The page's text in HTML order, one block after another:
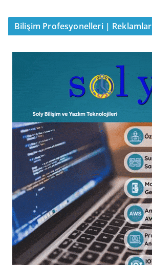
Bilişim Profesyonelleri | Reklamlar